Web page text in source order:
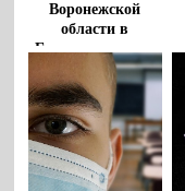
Воронежской
области в
Государственную
Думу